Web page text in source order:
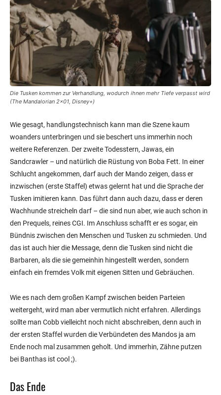
Die Tusken kommen zur Verhandlung, wodurch ihnen mehr Tiefe verpasst wird
(The Mandalorian 2×01, Disney+)
Wie gesagt, handlungstechnisch kann man die Szene kaum
woanders unterbringen und sie beschert uns immerhin noch
weitere Referenzen. Der zweite Todesstern, Jawas, ein
Sandcrawler – und natürlich die Rüstung von Boba Fett. In einer
Schlucht angekommen, darf auch der Mando zeigen, dass er
inzwischen (erste Staffel) etwas gelernt hat und die Sprache der
Tusken imitieren kann. Das führt dann auch dazu, dass er deren
Wachhunde streicheln darf – die sind nun aber, wie auch schon in
den Prequels, reines CGI. Im Anschluss schafft er es sogar, ein
Bündnis zwischen den Menschen und Tusken zu schmieden. Und
das ist auch hier die Message, denn die Tusken sind nicht die
Barbaren, als die sie gemeinhin hingestellt werden, sondern
einfach ein fremdes Volk mit eigenen Sitten und Gebräuchen.
Wie es nach dem großen Kampf zwischen beiden Parteien
weitergeht, wird man aber vermutlich nicht erfahren. Allerdings
sollte man Cobb vielleicht noch nicht abschreiben, denn auch in
der ersten Staffel wurden die Verbündeten des Mandos ja am
Ende noch mal zusammen geholt. Und immerhin, Zähne putzen
bei Banthas ist cool ;).
Das Ende